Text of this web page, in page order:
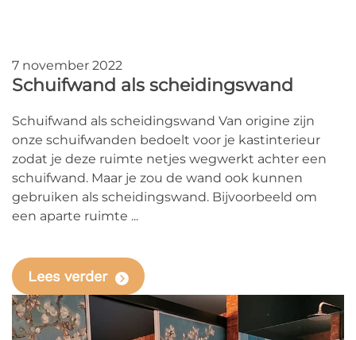
7 november 2022
Schuifwand als scheidingswand
Schuifwand als scheidingswand Van origine zijn
onze schuifwanden bedoelt voor je kastinterieur
zodat je deze ruimte netjes wegwerkt achter een
schuifwand. Maar je zou de wand ook kunnen
gebruiken als scheidingswand. Bijvoorbeeld om
een aparte ruimte ...
Lees verder